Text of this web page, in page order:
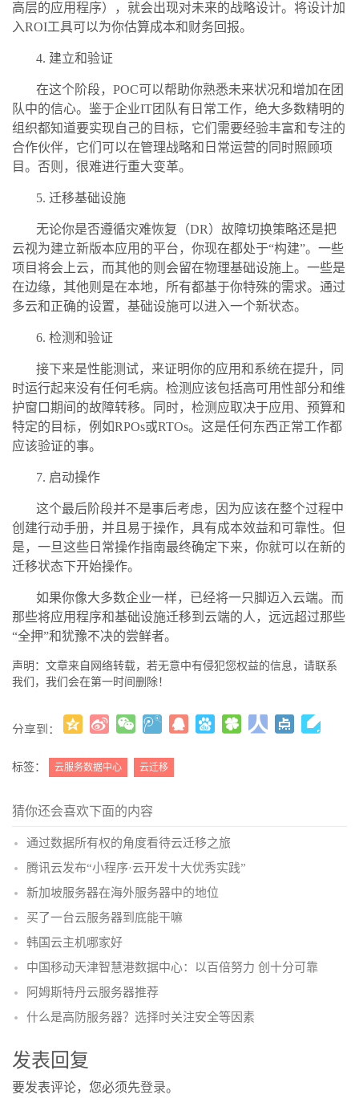
高层的应用程序），就会出现对未来的战略设计。将设计加
入ROI工具可以为你估算成本和财务回报。
4. 建立和验证
在这个阶段，POC可以帮助你熟悉未来状况和增加在团
队中的信心。鉴于企业IT团队有日常工作，绝大多数精明的
组织都知道要实现自己的目标，它们需要经验丰富和专注的
合作伙伴，它们可以在管理战略和日常运营的同时照顾项
目。否则，很难进行重大变革。
5. 迁移基础设施
无论你是否遵循灾难恢复（DR）故障切换策略还是把
云视为建立新版本应用的平台，你现在都处于“构建”。一些
项目将会上云，而其他的则会留在物理基础设施上。一些是
在边缘，其他则是在本地，所有都基于你特殊的需求。通过
多云和正确的设置，基础设施可以进入一个新状态。
6. 检测和验证
接下来是性能测试，来证明你的应用和系统在提升，同
时运行起来没有任何毛病。检测应该包括高可用性部分和维
护窗口期间的故障转移。同时，检测应取决于应用、预算和
特定的目标，例如RPOs或RTOs。这是任何东西正常工作都
应该验证的事。
7. 启动操作
这个最后阶段并不是事后考虑，因为应该在整个过程中
创建行动手册，并且易于操作，具有成本效益和可靠性。但
是，一旦这些日常操作指南最终确定下来，你就可以在新的
迁移状态下开始操作。
如果你像大多数企业一样，已经将一只脚迈入云端。而
那些将应用程序和基础设施迁移到云端的人，远远超过那些
“全押”和犹豫不决的尝鲜者。
声明：文章来自网络转载，若无意中有侵犯您权益的信息，请联系
我们，我们会在第一时间删除！
分享到：
标签： 云服务数据中心 云迁移
猜你还会喜欢下面的内容
通过数据所有权的角度看待云迁移之旅
腾讯云发布“小程序·云开发十大优秀实践”
新加坡服务器在海外服务器中的地位
买了一台云服务器到底能干嘛
韩国云主机哪家好
中国移动天津智慧港数据中心：以百倍努力 创十分可靠
阿姆斯特丹云服务器推荐
什么是高防服务器？选择时关注安全等因素
发表回复
要发表评论，您必须先登录。